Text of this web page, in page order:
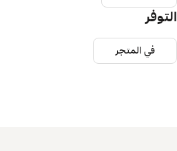
التوفر
في المتجر